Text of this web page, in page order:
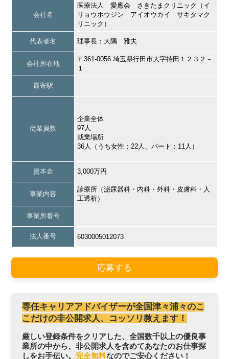
会社名
医療法人 愛應会 さきたまクリニック（イ
リョウホウジン アイオウカイ サキタマク
リニック）
代表者名 理事長：大隅 雅夫
会社所在地
〒361-0056 埼玉県行田市大字持田１２３２－
１
最寄駅
従業員数
企業全体
97人
就業場所
36人（うち女性：22人、パート：11人）
資本金 3,000万円
事業内容
診療所（泌尿器科・内科・外科・皮膚科・人
工透析）
事業所番号
法人番号 6030005012073
応募する
専任キャリアアドバイザーが全国津々浦々のこ
こだけの非公開求人、コッソリ教えます！
厳しい登録条件をクリアした、全国数千以上の優良事
業所の中から、非公開求人を含めてあなたのお仕事探
しをお手伝い。 完全無料なのでご安心ください！